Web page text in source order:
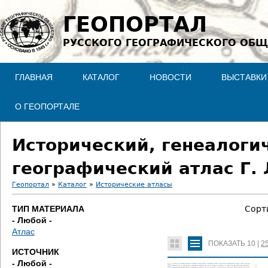
Jump to navigation
ГЕОПОРТАЛ
РУССКОГО ГЕОГРАФИЧЕСКОГО
ГЛАВНАЯ КАТАЛОГ НОВОСТИ ВЫСТАВКИ
О ГЕОПОРТАЛЕ
Исторический,
географический атлас
В
ы
з
Геопортал » Каталог » Исторические атласы
ТИП МАТЕРИАЛА
- Любой -
Атлас
ИСТОЧНИК
- Любой -
ПОКАЗАТЬ 10